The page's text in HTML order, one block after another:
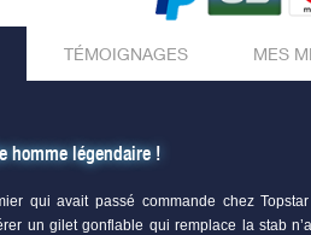
TÉMOIGNAGES MES
homme légendaire !
qui avait passé commande chez
un gilet gonflable qui remplace la stab